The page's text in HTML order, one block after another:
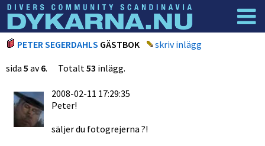
Dyknyheter
PETER SEGERDAHLS GÄSTBOK
skriv inlägg
sida 5 av6. Totalt53 inlägg.
2008-02-11 17:29:35
Peter!
säljer du fotogrejerna ?!